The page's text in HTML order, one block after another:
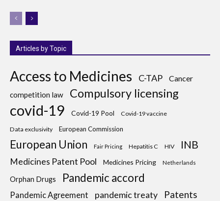
Articles by Topic
Access to Medicines C-TAP Cancer
competition law Compulsory licensing
covid-19 Covid-19 Pool Covid-19 vaccine
Data exclusivity European Commission
European Union Fair Pricing Hepatitis C HIV INB
Medicines Patent Pool Medicines Pricing Netherlands
Orphan Drugs Pandemic accord
Pandemic Agreement pandemic treaty Patents